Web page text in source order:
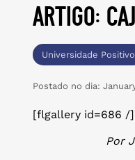
artigo:
Universidade Positivo
Postado no dia:
[flgallery id=686 /]
Por